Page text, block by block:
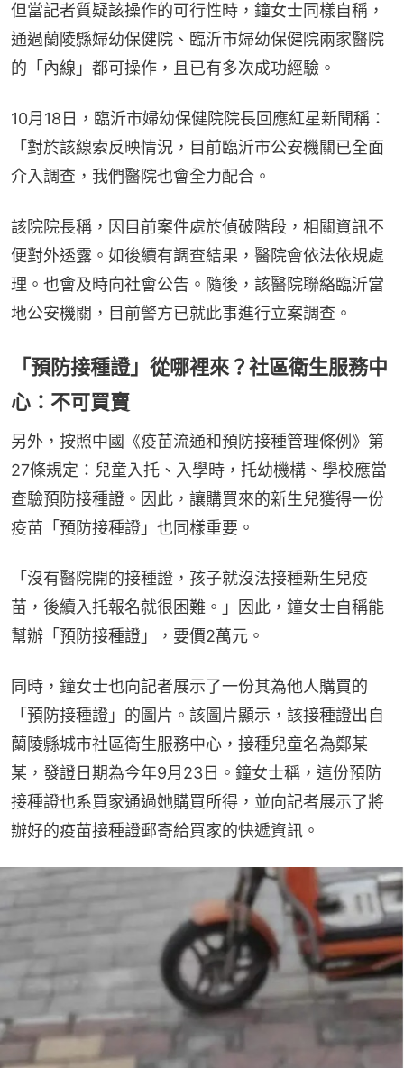
但當記者質疑該操作的可行性時，鐘女士同樣自稱，
通過蘭陵縣婦幼保健院、臨沂市婦幼保健院兩家醫院
的「內線」都可操作，且已有多次成功經驗。
10月18日，臨沂市婦幼保健院院長回應紅星新聞稱：
「對於該線索反映情況，目前臨沂市公安機關已全面
介入調查，我們醫院也會全力配合。
該院院長稱，因目前案件處於偵破階段，相關資訊不
便對外透露。如後續有調查結果，醫院會依法依規處
理。也會及時向社會公告。隨後，該醫院聯絡臨沂當
地公安機關，目前警方已就此事進行立案調查。
「預防接種證」從哪裡來？社區衛生服務中
心：不可買賣
另外，按照中國《疫苗流通和預防接種管理條例》第
27條規定：兒童入托、入學時，托幼機構、學校應當
查驗預防接種證。因此，讓購買來的新生兒獲得一份
疫苗「預防接種證」也同樣重要。
「沒有醫院開的接種證，孩子就沒法接種新生兒疫
苗，後續入托報名就很困難。」因此，鐘女士自稱能
幫辦「預防接種證」，要價2萬元。
同時，鐘女士也向記者展示了一份其為他人購買的
「預防接種證」的圖片。該圖片顯示，該接種證出自
蘭陵縣城市社區衛生服務中心，接種兒童名為鄭某
某，發證日期為今年9月23日。鐘女士稱，這份預防
接種證也系買家通過她購買所得，並向記者展示了將
辦好的疫苗接種證郵寄給買家的快遞資訊。